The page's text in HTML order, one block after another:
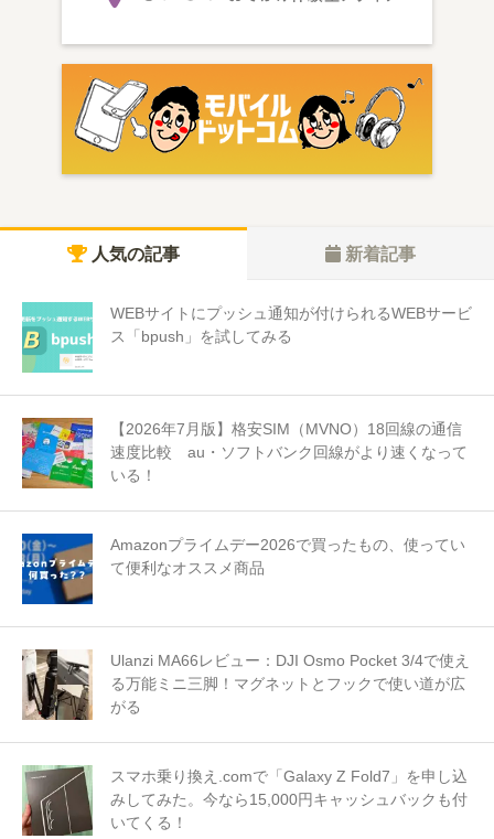
人気の記事 新着記事
WEBサイトにプッシュ通知が付けられるWEBサービ
ス「bpush」を試してみる
【2026年7月版】格安SIM（MVNO）18回線の通信
速度比較 au・ソフトバンク回線がより速くなって
いる！
Amazonプライムデー2026で買ったもの、使ってい
て便利なオススメ商品
Ulanzi MA66レビュー：DJI Osmo Pocket 3/4で使え
る万能ミニ三脚！マグネットとフックで使い道が広
がる
スマホ乗り換え.comで「Galaxy Z Fold7」を申し込
みしてみた。今なら15,000円キャッシュバックも付
いてくる！